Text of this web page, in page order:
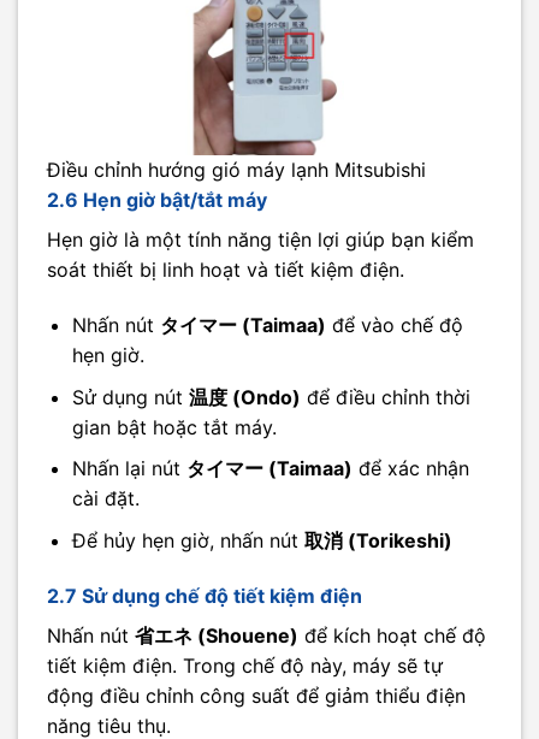
Điều chỉnh hướng gió máy lạnh Mitsubishi
2.6 Hẹn giờ bật/tắt máy
Hẹn giờ là một tính năng tiện lợi giúp bạn kiểm
soát thiết bị linh hoạt và tiết kiệm điện.
Nhấn nút タイマー (Taimaa) để vào chế độ
hẹn giờ.
Sử dụng nút 温度 (Ondo) để điều chỉnh thời
gian bật hoặc tắt máy.
Nhấn lại nút タイマー (Taimaa) để xác nhận
cài đặt.
Để hủy hẹn giờ, nhấn nút 取消 (Torikeshi)
2.7 Sử dụng chế độ tiết kiệm điện
Nhấn nút 省エネ (Shouene) để kích hoạt chế độ
tiết kiệm điện. Trong chế độ này, máy sẽ tự
động điều chỉnh công suất để giảm thiểu điện
năng tiêu thụ.